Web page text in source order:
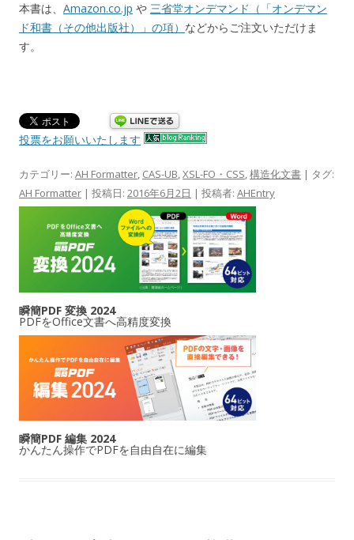
本書は、 Amazon.co.jp や 三省堂オンデマンド（「オンデマン
ド和書（その他出版社）」の項） などからご注文いただけま
す。
投票をお願いいたします
カテゴリー: AH Formatter, CAS-UB,XSL-FO・CSS,構造化文書 | タグ:
AH Formatter | 投稿日: 2016年6月2日 | 投稿者: AHEntry
瞬簡PDF 変換 2024
PDFをOffice文書へ高精度変換
瞬簡PDF 編集 2024
かんたん操作でPDFを自由自在に編集